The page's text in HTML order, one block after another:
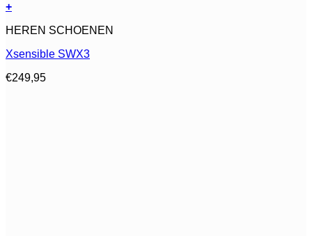
+
product
meerdere
Deze
HEREN SCHOENEN
Xsensible SWX3
€249,95